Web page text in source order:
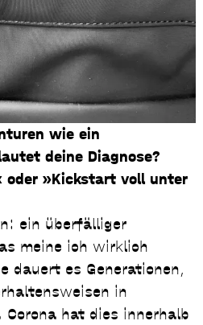
wie ein
deine Diagnose?
oder »Kickstart voll unter
ein überfälliger
meine ich wirklich
dauert es Generationen,
in
Corona hat dies innerhalb